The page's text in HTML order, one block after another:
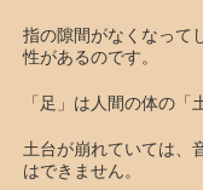
指の隙間がなくなって
性があるのです。
「足」は人間の体の「
土台が崩れていては、
はできません。